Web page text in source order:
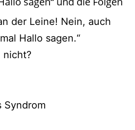
der Leine! Nein, auch
Hallo sagen.“
nicht?